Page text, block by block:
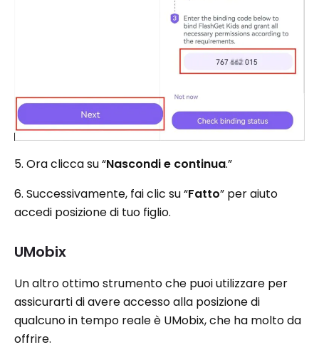
5. Ora clicca su “Nascondi e continua.”
6. Successivamente, fai clic su “Fatto” per aiuto
accedi posizione di tuo figlio.
UMobix
Un altro ottimo strumento che puoi utilizzare per
assicurarti di avere accesso alla posizione di
qualcuno in tempo reale è UMobix, che ha molto da
offrire.